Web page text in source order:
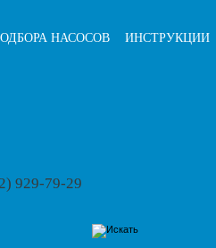
НАСОСОВ ИНСТРУКЦИИ
929-79-29